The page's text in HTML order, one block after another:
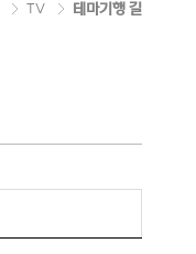
TV 테마기행 길